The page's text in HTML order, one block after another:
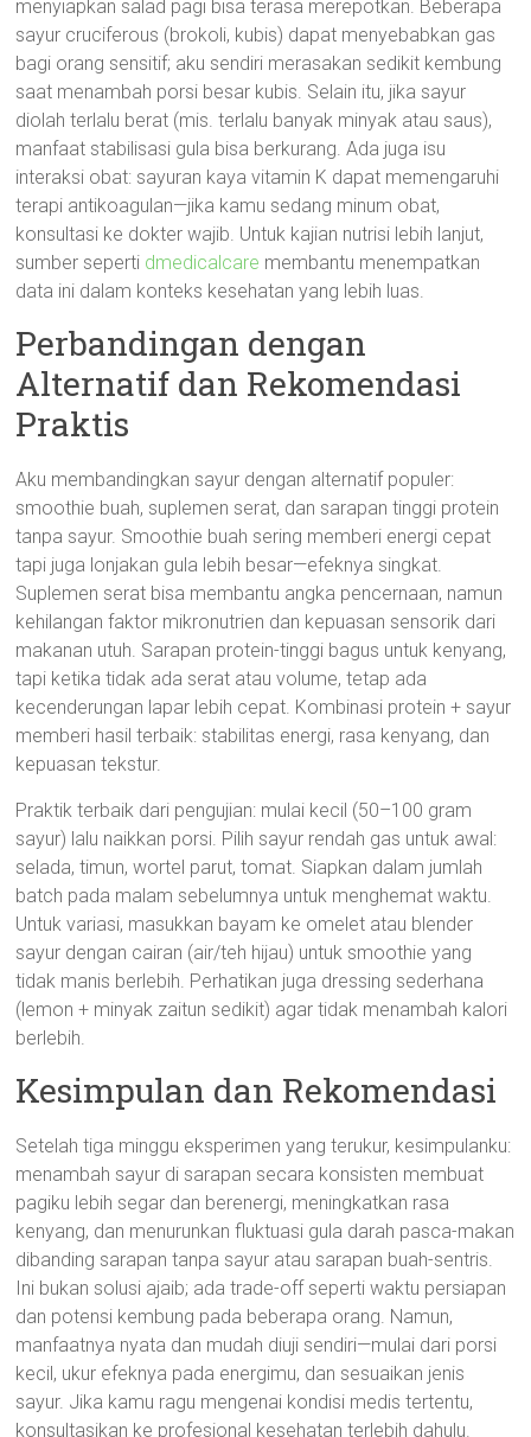
menyiapkan salad pagi bisa terasa merepotkan. Beberapa
sayur cruciferous (brokoli, kubis) dapat menyebabkan gas
bagi orang sensitif; aku sendiri merasakan sedikit kembung
saat menambah porsi besar kubis. Selain itu, jika sayur
diolah terlalu berat (mis. terlalu banyak minyak atau saus),
manfaat stabilisasi gula bisa berkurang. Ada juga isu
interaksi obat: sayuran kaya vitamin K dapat memengaruhi
terapi antikoagulan—jika kamu sedang minum obat,
konsultasi ke dokter wajib. Untuk kajian nutrisi lebih lanjut,
sumber seperti dmedicalcare membantu menempatkan
data ini dalam konteks kesehatan yang lebih luas.
Perbandingan dengan
Alternatif dan Rekomendasi
Praktis
Aku membandingkan sayur dengan alternatif populer:
smoothie buah, suplemen serat, dan sarapan tinggi protein
tanpa sayur. Smoothie buah sering memberi energi cepat
tapi juga lonjakan gula lebih besar—efeknya singkat.
Suplemen serat bisa membantu angka pencernaan, namun
kehilangan faktor mikronutrien dan kepuasan sensorik dari
makanan utuh. Sarapan protein-tinggi bagus untuk kenyang,
tapi ketika tidak ada serat atau volume, tetap ada
kecenderungan lapar lebih cepat. Kombinasi protein + sayur
memberi hasil terbaik: stabilitas energi, rasa kenyang, dan
kepuasan tekstur.
Praktik terbaik dari pengujian: mulai kecil (50–100 gram
sayur) lalu naikkan porsi. Pilih sayur rendah gas untuk awal:
selada, timun, wortel parut, tomat. Siapkan dalam jumlah
batch pada malam sebelumnya untuk menghemat waktu.
Untuk variasi, masukkan bayam ke omelet atau blender
sayur dengan cairan (air/teh hijau) untuk smoothie yang
tidak manis berlebih. Perhatikan juga dressing sederhana
(lemon + minyak zaitun sedikit) agar tidak menambah kalori
berlebih.
Kesimpulan dan Rekomendasi
Setelah tiga minggu eksperimen yang terukur, kesimpulanku:
menambah sayur di sarapan secara konsisten membuat
pagiku lebih segar dan berenergi, meningkatkan rasa
kenyang, dan menurunkan fluktuasi gula darah pasca-makan
dibanding sarapan tanpa sayur atau sarapan buah-sentris.
Ini bukan solusi ajaib; ada trade-off seperti waktu persiapan
dan potensi kembung pada beberapa orang. Namun,
manfaatnya nyata dan mudah diuji sendiri—mulai dari porsi
kecil, ukur efeknya pada energimu, dan sesuaikan jenis
sayur. Jika kamu ragu mengenai kondisi medis tertentu,
konsultasikan ke profesional kesehatan terlebih dahulu.